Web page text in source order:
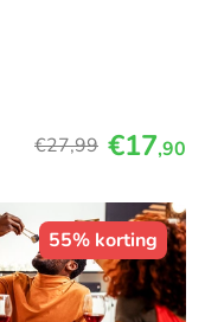
€27,99 €17,90
55% korting